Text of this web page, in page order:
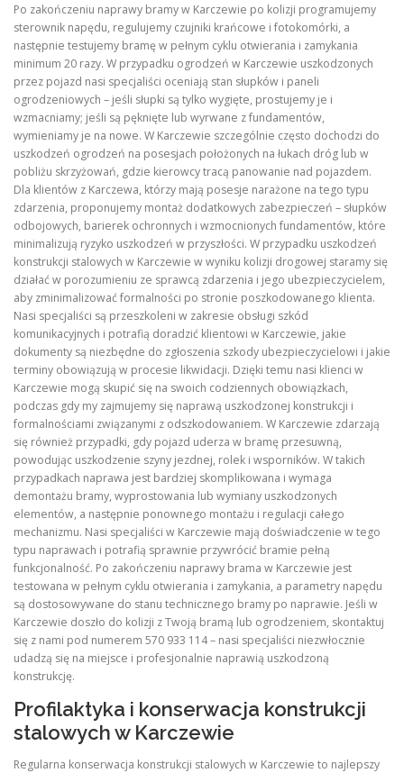
Po zakończeniu naprawy bramy w Karczewie po kolizji programujemy
sterownik napędu, regulujemy czujniki krańcowe i fotokomórki, a
następnie testujemy bramę w pełnym cyklu otwierania i zamykania
minimum 20 razy. W przypadku ogrodzeń w Karczewie uszkodzonych
przez pojazd nasi specjaliści oceniają stan słupków i paneli
ogrodzeniowych – jeśli słupki są tylko wygięte, prostujemy je i
wzmacniamy; jeśli są pęknięte lub wyrwane z fundamentów,
wymieniamy je na nowe. W Karczewie szczególnie często dochodzi do
uszkodzeń ogrodzeń na posesjach położonych na łukach dróg lub w
pobliżu skrzyżowań, gdzie kierowcy tracą panowanie nad pojazdem.
Dla klientów z Karczewa, którzy mają posesje narażone na tego typu
zdarzenia, proponujemy montaż dodatkowych zabezpieczeń – słupków
odbojowych, barierek ochronnych i wzmocnionych fundamentów, które
minimalizują ryzyko uszkodzeń w przyszłości. W przypadku uszkodzeń
konstrukcji stalowych w Karczewie w wyniku kolizji drogowej staramy się
działać w porozumieniu ze sprawcą zdarzenia i jego ubezpieczycielem,
aby zminimalizować formalności po stronie poszkodowanego klienta.
Nasi specjaliści są przeszkoleni w zakresie obsługi szkód
komunikacyjnych i potrafią doradzić klientowi w Karczewie, jakie
dokumenty są niezbędne do zgłoszenia szkody ubezpieczycielowi i jakie
terminy obowiązują w procesie likwidacji. Dzięki temu nasi klienci w
Karczewie mogą skupić się na swoich codziennych obowiązkach,
podczas gdy my zajmujemy się naprawą uszkodzonej konstrukcji i
formalnościami związanymi z odszkodowaniem. W Karczewie zdarzają
się również przypadki, gdy pojazd uderza w bramę przesuwną,
powodując uszkodzenie szyny jezdnej, rolek i wsporników. W takich
przypadkach naprawa jest bardziej skomplikowana i wymaga
demontażu bramy, wyprostowania lub wymiany uszkodzonych
elementów, a następnie ponownego montażu i regulacji całego
mechanizmu. Nasi specjaliści w Karczewie mają doświadczenie w tego
typu naprawach i potrafią sprawnie przywrócić bramie pełną
funkcjonalność. Po zakończeniu naprawy brama w Karczewie jest
testowana w pełnym cyklu otwierania i zamykania, a parametry napędu
są dostosowywane do stanu technicznego bramy po naprawie. Jeśli w
Karczewie doszło do kolizji z Twoją bramą lub ogrodzeniem, skontaktuj
się z nami pod numerem 570 933 114 – nasi specjaliści niezwłocznie
udadzą się na miejsce i profesjonalnie naprawią uszkodzoną
konstrukcję.
Profilaktyka i konserwacja konstrukcji
stalowych w Karczewie
Regularna konserwacja konstrukcji stalowych w Karczewie to najlepszy